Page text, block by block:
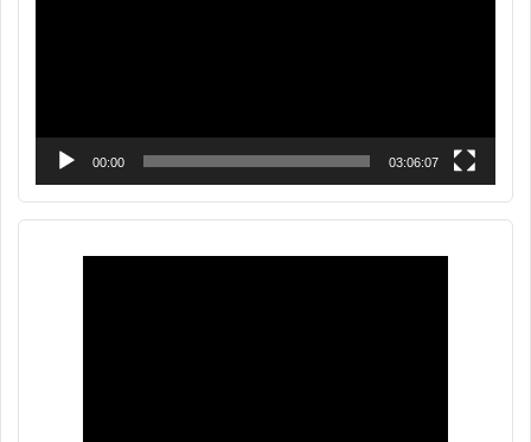
00:00 03:06:07